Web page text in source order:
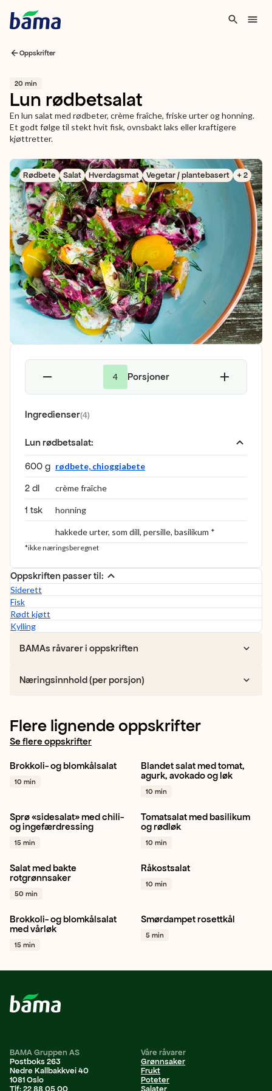
Oppskrifter
20 min
Lun rødbetsalat
En lun salat med rødbeter, crème fraîche, friske urter og honning.
Et godt følge til stekt hvit fisk, ovnsbakt laks eller kraftigere
kjøttretter.
Rødbete Salat Hverdagsmat Vegetar / plantebasert + 2
4 Porsjoner
Ingredienser(4)
Lun rødbetsalat:
600 g rødbete, chioggiabete
2 dl crème fraîche
1 tsk honning
hakkede urter, som dill, persille, basilikum *
*ikke næringsberegnet
Oppskriften passer til:
Siderett
Fisk
Rødt kjøtt
Kylling
BAMAs råvarer i oppskriften
Næringsinnhold (per porsjon)
Flere lignende oppskrifter
Se flere oppskrifter
Brokkoli Blomkål
Rødløk
+ 1
Brokkoli- og blomkålsalat
10 min
Cherrytomat
Avokado
Blandet salat med tomat,
agurk, avokado og løk
10 min
Hjertesalat Gulrot
Eple
Sprø «sidesalat» med chili-
og ingefærdressing
15 min
Tomat Rødløk Salat + 1
Tomatsalat med basilikum
og rødløk
10 min
Persillerot
Gulrot
Salat med bakte
rotgrønnsaker
50 min
Gulrot Spisskål
+ 1
Råkostsalat
10 min
Blomkål Brokkoli
Vårløk
Brokkoli- og blomkålsalat
med vårløk
15 min
Middag
Hverdagsmat
Vegetar / plantebasert
Smørdampet rosettkål
5 min
BAMA Gruppen AS
Postboks 263
Nedre Kallbakkvei 40
1081 Oslo
Tlf: 22 88 05 00
Våre råvarer
Grønnsaker
Frukt
Poteter
Salater